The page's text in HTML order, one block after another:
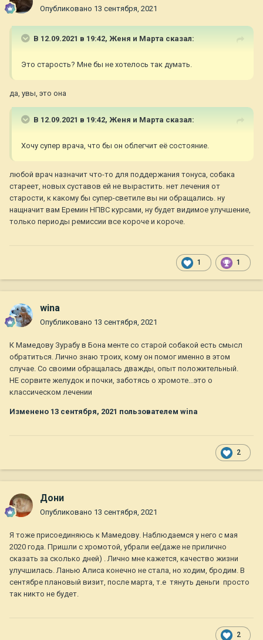
Опубликовано 13 сентября, 2021
В 12.09.2021 в 19:42, Женя и Марта сказал:
Это старость? Мне бы не хотелось так думать.
да, увы, это она
В 12.09.2021 в 19:42, Женя и Марта сказал:
Хочу супер врача, что бы он облегчит её состояние.
любой врач назначит что-то для поддержания тонуса, собака
стареет, новых суставов ей не вырастить. нет лечения от
старости, к какому бы супер-светиле вы ни обращались. ну
нащначит вам Еремин НПВС курсами, ну будет видимое улучшение,
только периоды ремиссии все короче и короче.
1 1
wina
Опубликовано 13 сентября, 2021
К Мамедову Зурабу в Бона менте со старой собакой есть смысл
обратиться. Лично знаю троих, кому он помог именно в этом
случае. Со своими обращалась дважды, опыт положительный.
НЕ сорвите желудок и почки, заботясь о хромоте...это о
классическом лечении
Изменено 13 сентября, 2021 пользователем wina
2
Дони
Опубликовано 13 сентября, 2021
Я тоже присоединяюсь к Мамедову. Наблюдаемся у него с мая
2020 года. Пришли с хромотой, убрали ее(даже не прилично
сказать за сколько дней) . Лично мне кажется, качество жизни
улучшилась. Ланью Алиса конечно не стала, но ходим, бродим. В
сентябре плановый визит, после марта, т.е тянуть деньги просто
так никто не будет.
2